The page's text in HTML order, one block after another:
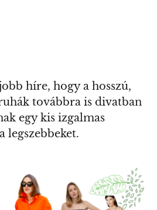
híre, hogy a hosszú,
továbbra is divatban
egy kis izgalmas
legszebbeket.